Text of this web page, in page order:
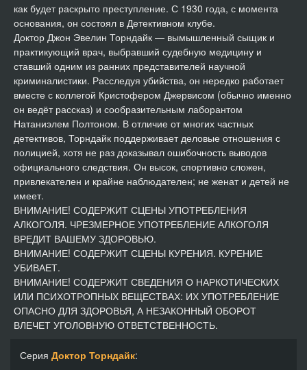
как будет раскрыто преступление. С 1930 года, с момента
основания, он состоял в Детективном клубе.
Доктор Джон Эвелин Торндайк — вымышленный сыщик и
практикующий врач, выбравший судебную медицину и
ставший одним из ранних представителей научной
криминалистики. Расследуя убийства, он нередко работает
вместе с коллегой Кристофером Джервисом (обычно именно
он ведёт рассказ) и сообразительным лаборантом
Натаниэлем Полтоном. В отличие от многих частных
детективов, Торндайк поддерживает деловые отношения с
полицией, хотя не раз доказывал ошибочность выводов
официального следствия. Он высок, спортивно сложен,
привлекателен и крайне наблюдателен; не женат и детей не
имеет.
ВНИМАНИЕ! СОДЕРЖИТ СЦЕНЫ УПОТРЕБЛЕНИЯ
АЛКОГОЛЯ. ЧРЕЗМЕРНОЕ УПОТРЕБЛЕНИЕ АЛКОГОЛЯ
ВРЕДИТ ВАШЕМУ ЗДОРОВЬЮ.
ВНИМАНИЕ! СОДЕРЖИТ СЦЕНЫ КУРЕНИЯ. КУРЕНИЕ
УБИВАЕТ.
ВНИМАНИЕ! СОДЕРЖИТ СВЕДЕНИЯ О НАРКОТИЧЕСКИХ
ИЛИ ПСИХОТРОПНЫХ ВЕЩЕСТВАХ: ИХ УПОТРЕБЛЕНИЕ
ОПАСНО ДЛЯ ЗДОРОВЬЯ, А НЕЗАКОННЫЙ ОБОРОТ
ВЛЕЧЕТ УГОЛОВНУЮ ОТВЕТСТВЕННОСТЬ.
Серия Доктор Торндайк: